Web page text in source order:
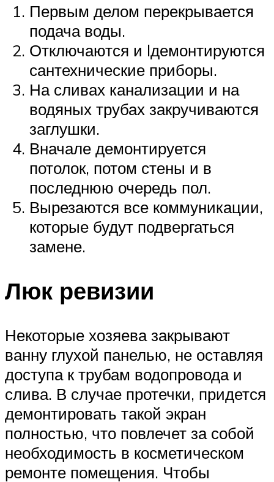
Первым делом перекрывается
подача воды.
Отключаются и lдемонтируются
сантехнические приборы.
На сливах канализации и на
водяных трубах закручиваются
заглушки.
Вначале демонтируется
потолок, потом стены и в
последнюю очередь пол.
Вырезаются все коммуникации,
которые будут подвергаться
замене.
Люк ревизии
Некоторые хозяева закрывают
ванну глухой панелью, не оставляя
доступа к трубам водопровода и
слива. В случае протечки, придется
демонтировать такой экран
полностью, что повлечет за собой
необходимость в косметическом
ремонте помещения. Чтобы